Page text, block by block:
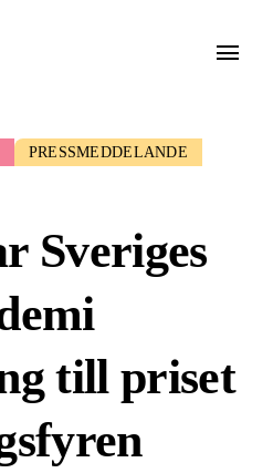
PRESSMEDDELANDE
Sveriges
till priset